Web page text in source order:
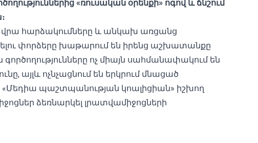
«ռուսական օրենքի» ոգով և ճնշում
հարձակումները և անկախ առցանց
փորձերը խաթարում են իրենց աշխատանքը
ոչ միայն սահմանափակում են
այլև ոչնչացնում են երկրում մնացած
պաշտպանության կոալիցիան» իշխող
ձեռնարկել լրատվամիջոցների